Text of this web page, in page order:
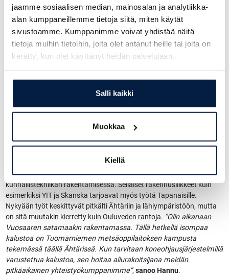
jaamme sosiaalisen median, mainosalan ja analytiikka-
alan kumppaneillemme tietoja siitä, miten käytät
sivustoamme. Kumppanimme voivat yhdistää näitä
tietoja muihin tietoihin, joita olet antanut heille tai joita on
kerätty, kun olet käyttänyt heidän palvelujaan.
Salli kaikki
Muokkaa
Kiellä
tässä voi ajatella jäähdyttelemistä, kun koko ajan kysytään töihin.
Nyt tuntuu olevan hyvä työsesonki päällä”,toteaa Unto
Tämänhetkisessä kalustossa on kaivukoneita kuusi kokoluokissa
1,5–27 tonnia. Pyöräkuormaajia on seitsemän, joista yksi on Wille.
Sitä tarvitaan toisessa veljesten yrityksessä eli yli 30 taloyhtiötä
paljon ruohonleikkureita sekä käsityökaluja ym. Lisäksi löytyy lavetti,
koukkulava-auto, jopa tiehöylä ja työkaluin varustettuja huoltoautoja
kymmenkunta. Traktoreitakin on useita.”Meillä työntekijät ajavat
työmaalle ja pois firman autoilla, ei omilla.”
Puolustusvoimilla on jatkuvasti töissä yksi tienhoitoauto ja toisinaan
myös yksi pyöräkuormaaja. Veljekset työllistävät sesongista riippuen
aina ollut useita. Jo mainittu Puolustusvoimat on tärkeä, Ähtärin
kaupunki on työllistänyt ja työllistää muun muassa
kunnallistekniikan rakentamisessa. Sellaiset rakennusliikkeet kuin
esimerkiksi YIT ja Skanska tarjoavat myös työtä Tapanaisille.
Nykyään työt keskittyvät pitkälti Ähtäriin ja lähiympäristöön, mutta
on sitä muutakin kierretty kuin Ouluveden rantoja. ”Olin aikanaan
Vuosaaren satamaakin rakentamassa. Tällä hetkellä isompaa
kalustoa on Tuomarniemen metsäoppilaitoksen kampusta
tekemässä täällä Ähtärissä. Kun tarvitaan koneohjausjärjestelmillä
varustettua kalustoa, sen hoitaa aliurakoitsijana meidän
pitkäaikainen yhteistyökumppanimme”,sanoo Hannu.